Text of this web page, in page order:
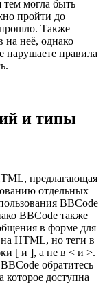
тем могла быть
пройти до
Также
на неё, однако
нарушаете правила
и типы
предлагающая
отдельных
BBCode
BBCode также
в форме для
HTML, но теги в
[ и ], а не в < и >.
обратитесь
которое доступна